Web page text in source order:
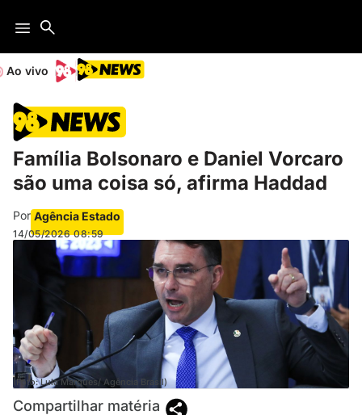
Ao vivo
Família Bolsonaro e Daniel Vorcaro
são uma coisa só, afirma Haddad
Por Agência Estado
14/05/2026 08:59
(Foto: Lula Marques/ Agência Brasil)
Compartilhar matéria